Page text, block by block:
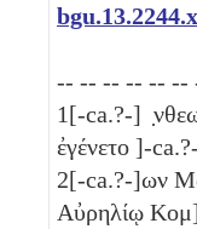
-- -- -- -- --
1[-ca.?-]
ἐγένετο ]-
2[-ca.?-]ων
Αὐρηλίῳ